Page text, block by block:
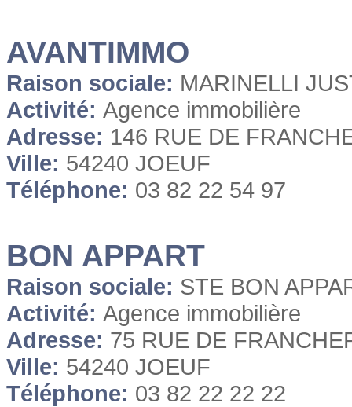
AVANTIMMO
Raison sociale: MARINELLI
Activité: Agence immobilière
Adresse: 146 RUE DE
Ville: 54240 JOEUF
Téléphone: 03 82 22 54 97
BON APPART
Raison sociale: STE BON
Activité: Agence immobilière
Adresse: 75 RUE DE
Ville: 54240 JOEUF
Téléphone: 03 82 22 22 22